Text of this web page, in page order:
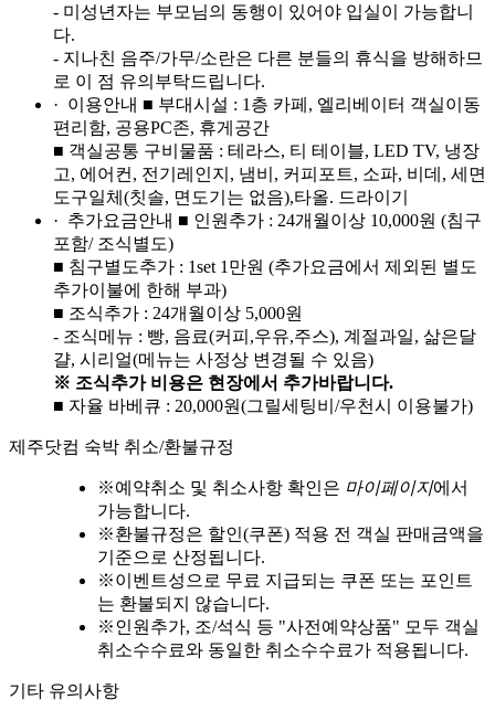
- 미성년자는 부모님의 동행이 있어야 입실이 가능합니
다.
- 지나친 음주/가무/소란은 다른 분들의 휴식을 방해하므
로 이 점 유의부탁드립니다.
· 이용안내 ■ 부대시설 : 1층 카페, 엘리베이터 객실이동
편리함, 공용PC존, 휴게공간
■ 객실공통 구비물품 : 테라스, 티 테이블, LED TV, 냉장
고, 에어컨, 전기레인지, 냄비, 커피포트, 소파, 비데, 세면
도구일체(칫솔, 면도기는 없음),타올. 드라이기
· 추가요금안내 ■ 인원추가 : 24개월이상 10,000원 (침구
포함/ 조식별도)
■ 침구별도추가 : 1set 1만원 (추가요금에서 제외된 별도
추가이불에 한해 부과)
■ 조식추가 : 24개월이상 5,000원
- 조식메뉴 : 빵, 음료(커피,우유,주스), 계절과일, 삶은달
걀, 시리얼(메뉴는 사정상 변경될 수 있음)
※ 조식추가 비용은 현장에서 추가바랍니다.
■ 자율 바베큐 : 20,000원(그릴세팅비/우천시 이용불가)
제주닷컴 숙박 취소/환불규정
※예약취소 및 취소사항 확인은 마이페이지에서
가능합니다.
※환불규정은 할인(쿠폰) 적용 전 객실 판매금액을
기준으로 산정됩니다.
※이벤트성으로 무료 지급되는 쿠폰 또는 포인트
는 환불되지 않습니다.
※인원추가, 조/석식 등 "사전예약상품" 모두 객실
취소수수료와 동일한 취소수수료가 적용됩니다.
기타 유의사항